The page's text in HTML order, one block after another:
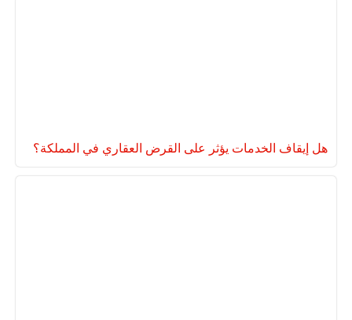
هل إيقاف الخدمات يؤثر على القرض العقاري في المملكة؟